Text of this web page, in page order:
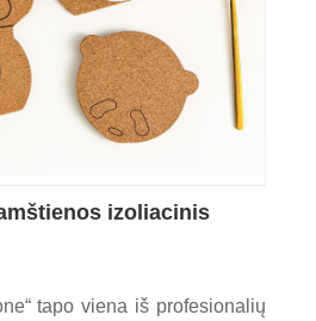
izoliacinis
tapo viena iš profesionalių